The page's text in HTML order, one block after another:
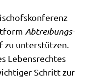
Abtrei­bungs­
zu unter­stüt­zen.
Lebens­rech­tes
Schritt zur